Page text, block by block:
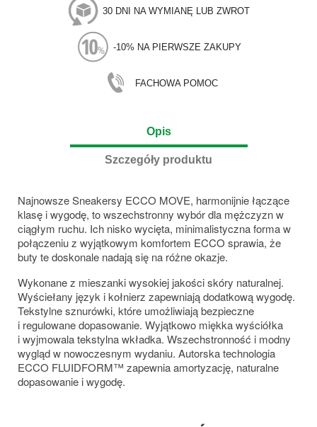
30 DNI NA WYMIANĘ LUB ZWROT
-10% NA PIERWSZE ZAKUPY
FACHOWA POMOC
Opis
Szczegóły produktu
Najnowsze Sneakersy ECCO MOVE, harmonijnie łączące
klasę i wygodę, to wszechstronny wybór dla mężczyzn w
ciągłym ruchu. Ich nisko wycięta, minimalistyczna forma w
połączeniu z wyjątkowym komfortem ECCO sprawia, że
buty te doskonale nadają się na różne okazje.
Wykonane z mieszanki wysokiej jakości skóry naturalnej.
Wyściełany język i kołnierz zapewniają dodatkową wygodę.
Tekstylne sznurówki, które umożliwiają bezpieczne
i regulowane dopasowanie. Wyjątkowo miękka wyściółka
i wyjmowala tekstylna wkładka. Wszechstronność i modny
wygląd w nowoczesnym wydaniu. Autorska technologia
ECCO FLUIDFORM™ zapewnia amortyzację, naturalne
dopasowanie i wygodę.